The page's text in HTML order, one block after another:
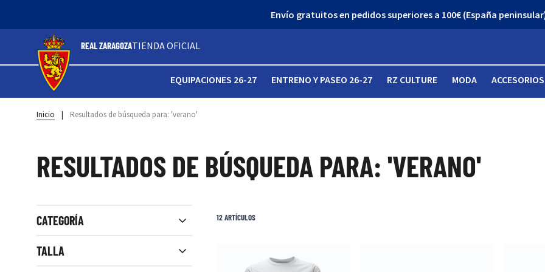
Envío gratuitos en pedidos superiores a 100€ (España
REAL ZARAGOZATIENDA OFICIAL
EQUIPACIONES 26-27 ENTRENO Y PASEO 26-27 RZ CULTURE MODA ACCESORIOS
Inicio | Resultados de búsqueda para: 'verano'
RESULTADOS DE BÚSQUEDA PARA: 'VERANO'
Ver filtros
Close filters
CATEGORÍA
TALLA
12ARTÍCULOS